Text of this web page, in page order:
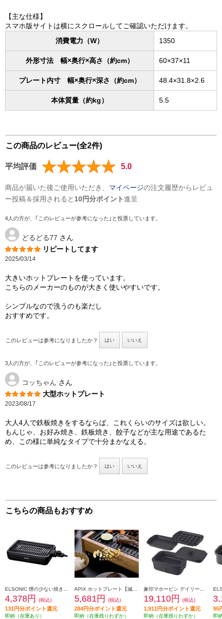
【主な仕様】
スマホ版サイトは横にスクロールしてご確認いただけます。
消費電力（W）
1350
外形寸法 幅×奥行×高さ（約cm） 60×37×11
プレート内寸 幅×奥行×深さ（約cm） 48.4×31.8×2.6
本体質量（約kg） 5.5
この商品のレビュー(全2件)
平均評価 5.0
商品が届いた後ご使用いただき、 マイページの注文履歴からレビュ
ー投稿＆採用されると 10円分ポイント進呈
4人の方が、｢このレビューが参考になった｣と投票しています。
どるどる77 さん
リピートしてます
2025/03/14
大きいホットプレートを使っています。
こちらのメーカーのものが大きく使いやすいです。
シンプルなので洗うのも楽だし
おすすめです。
このレビューは参考になりましたか？ はい いいえ
3人の方が、｢このレビューが参考になった｣と投票しています。
コッちゃん さん
大型ホットプレート
2023/08/17
大人4人で鉄板焼きをするならば、これくらいのサイズは欲しい。
もんじゃ、お好み焼き、鉄板焼き、餃子などが主な用途であるた
め、この様に単純なタイプで十分まかなえる。
このレビューは参考になりましたか？ はい いいえ
こちらの商品もおすすめ
4,378円 (税込)
131円分ポイント還元
即納（在庫あり）
5,681円 (税込)
284円分ポイント還元
即納（在庫残りわずか）
19,110円 (税込)
1,911円分ポイント還元
即納（在庫残りわずか）
95
即